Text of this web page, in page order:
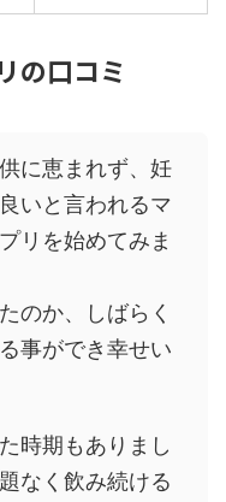
の口コミ
に恵まれず、妊
いと言われるマ
リを始めてみま
のか、しばらく
事ができ幸せい
時期もありまし
なく飲み続ける